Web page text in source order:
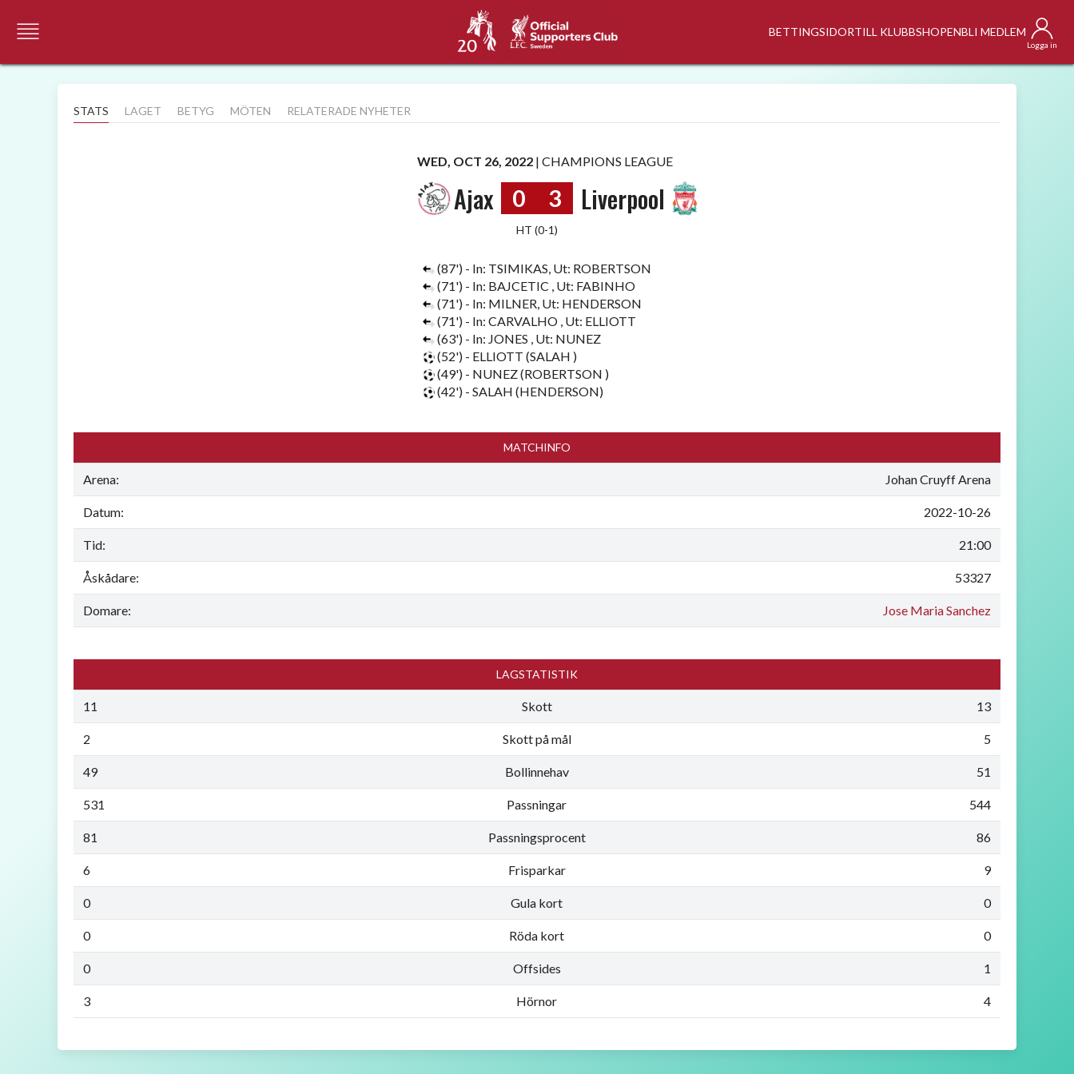
BETTINGSIDORTILL KLUBBSHOPENBLI MEDLEM
Logga in
STATS LAGET BETYG MÖTEN RELATERADE NYHETER
WED, OCT 26, 2022 | CHAMPIONS LEAGUE
Ajax 0 3 Liverpool
HT (0-1)
(87') - In: TSIMIKAS, Ut: ROBERTSON
(71') - In: BAJCETIC , Ut: FABINHO
(71') - In: MILNER, Ut: HENDERSON
(71') - In: CARVALHO , Ut: ELLIOTT
(63') - In: JONES , Ut: NUNEZ
(52') - ELLIOTT (SALAH )
(49') - NUNEZ (ROBERTSON )
(42') - SALAH (HENDERSON)
MATCHINFO
Arena: Johan Cruyff Arena
Datum: 2022-10-26
Tid: 21:00
Åskådare: 53327
Domare: Jose Maria Sanchez
LAGSTATISTIK
11 Skott 13
2 Skott på mål 5
49 Bollinnehav 51
531 Passningar 544
81 Passningsprocent 86
6 Frisparkar 9
0 Gula kort 0
0 Röda kort 0
0 Offsides 1
3 Hörnor 4